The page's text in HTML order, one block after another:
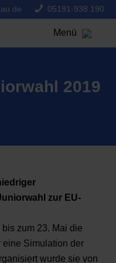
05191-938 190
Menü
2019
zur EU-
zum 23. Mai die
Simulation der
wurde sie von